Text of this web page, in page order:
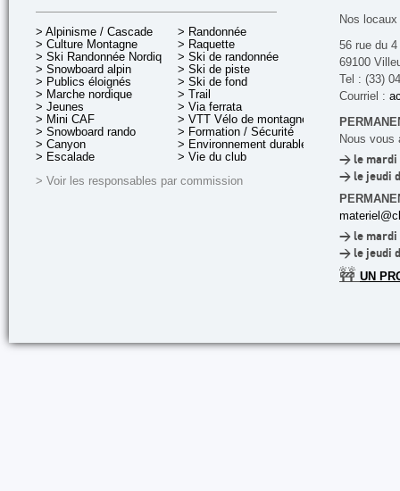
> Alpinisme / Cascade
> Culture Montagne
> Ski Randonnée Nordique
> Snowboard alpin
> Publics éloignés
> Marche nordique
> Jeunes
> Mini CAF
> Snowboard rando
> Canyon
> Escalade
> Randonnée
> Raquette
> Ski de randonnée
> Ski de piste
> Ski de fond
> Trail
> Via ferrata
> VTT Vélo de montagne
> Formation / Sécurité
> Environnement durable
> Vie du club
> Voir les responsables par commission
Nos
56 rue du
69100
Tel : (33)
Courriel :
Nous vous
> le mardi
> le jeudi
> le mardi
> le jeudi
🚧 UN